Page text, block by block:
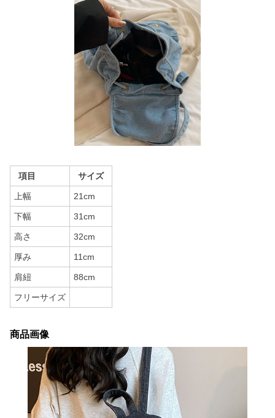
項目 サイズ
上幅 21cm
下幅 31cm
高さ 32cm
厚み 11cm
肩紐 88cm
フリーサイズ
商品画像